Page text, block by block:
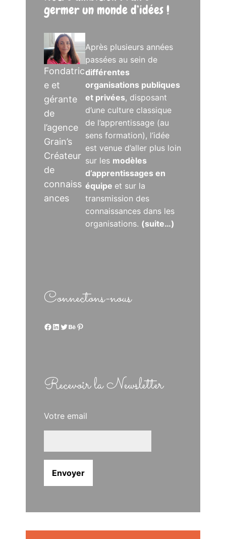
germer un monde d’idées !
Fondatric
e et
gérante
de
l’agence
Grain’s
Créateur
de
connaiss
ances
Après plusieurs années
passées au sein de
différentes
organisations publiques
et privées, disposant
d’une culture classique
de l’apprentissage (au
sens formation), l’idée
est venue d’aller plus loin
sur les modèles
d’apprentissages en
équipe et sur la
transmission des
connaissances dans les
organisations. (suite…)
Connectons-nous
Facebook LinkedIn Twitter Behance Pinterest
Recevoir la Newsletter
Votre email